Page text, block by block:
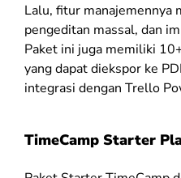
Lalu, fitur manajemennya
pengeditan massal, dan
Paket ini juga memiliki
yang dapat diekspor ke
integrasi dengan Trello
TimeCamp Starter